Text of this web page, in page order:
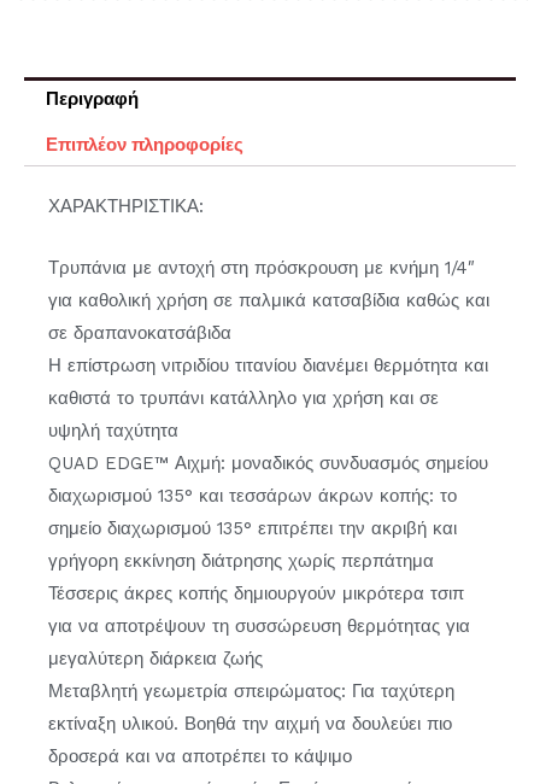
Περιγραφή
Επιπλέον πληροφορίες
ΧΑΡΑΚΤΗΡΙΣΤΙΚΑ:
Τρυπάνια με αντοχή στη πρόσκρουση με κνήμη 1/4″
για καθολική χρήση σε παλμικά κατσαβίδια καθώς και
σε δραπανοκατσάβιδα
Η επίστρωση νιτριδίου τιτανίου διανέμει θερμότητα και
καθιστά το τρυπάνι κατάλληλο για χρήση και σε
υψηλή ταχύτητα
QUAD EDGE™ Αιχμή: μοναδικός συνδυασμός σημείου
διαχωρισμού 135° και τεσσάρων άκρων κοπής: το
σημείο διαχωρισμού 135° επιτρέπει την ακριβή και
γρήγορη εκκίνηση διάτρησης χωρίς περπάτημα
Τέσσερις άκρες κοπής δημιουργούν μικρότερα τσιπ
για να αποτρέψουν τη συσσώρευση θερμότητας για
μεγαλύτερη διάρκεια ζωής
Μεταβλητή γεωμετρία σπειρώματος: Για ταχύτερη
εκτίναξη υλικού. Βοηθά την αιχμή να δουλεύει πιο
δροσερά και να αποτρέπει το κάψιμο